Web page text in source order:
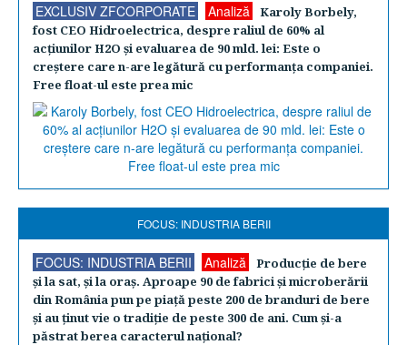
EXCLUSIV ZFCORPORATE Analiză
Karoly Borbely,
fost CEO Hidroelectrica, despre raliul de 60% al
acţiunilor H2O şi evaluarea de 90 mld. lei: Este o
creştere care n-are legătură cu performanţa companiei.
Free float-ul este prea mic
FOCUS: INDUSTRIA BERII
FOCUS: INDUSTRIA BERII Analiză
Producţie de bere
şi la sat, şi la oraş. Aproape 90 de fabrici şi microberării
din România pun pe piaţă peste 200 de branduri de bere
şi au ţinut vie o tradiţie de peste 300 de ani. Cum şi-a
păstrat berea caracterul naţional?